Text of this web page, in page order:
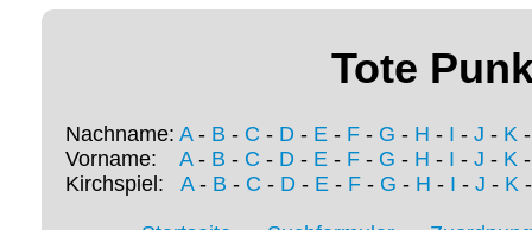
Tote
Nachname: A- B - C - D - E - F - G - H - I - J - K
Vorname: A- B - C - D - E - F - G - H - I - J - K
Kirchspiel: A- B - C - D- E- F- G - H - I - J - K